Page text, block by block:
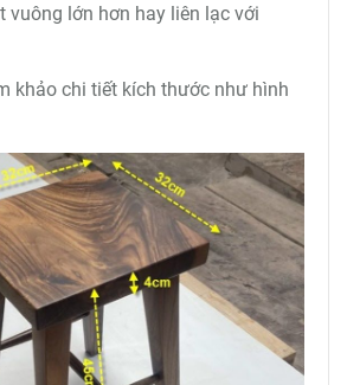
vuông lớn hơn hay liên lạc với
khảo chi tiết kích thước như hình